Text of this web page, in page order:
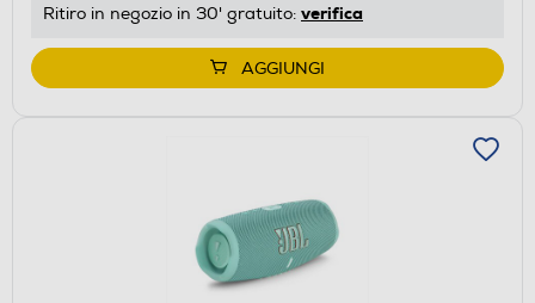
Ritiro in negozio in 30' gratuito: verifica
AGGIUNGI